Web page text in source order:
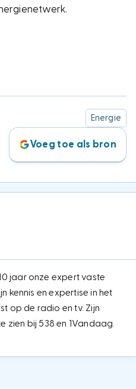
Energie
Voeg toe als bron
jaar onze expert vaste
kennis en expertise in het
op de radio en tv. Zijn
bij 538 en 1Vandaag.